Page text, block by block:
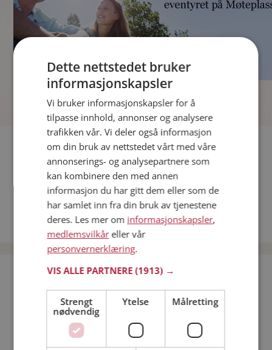
Fler single
Andre single fra Trondheim
Menn fra Trondheim
Date kvinner i Norge
Date menn i Norge
Bli medlem gratis!
Jeg er en:
Dette nettstedet bruker
informasjonskapsler
Vi bruker informasjonskapsler for å
tilpasse innhold, annonser og analysere
trafikken vår. Vi deler også informasjon
om din bruk av nettstedet vårt med våre
annonserings- og analysepartnere som
kan kombinere den med annen
informasjon du har gitt dem eller som de
har samlet inn fra din bruk av tjenestene
deres. Les mer om informasjonskapsler,
medlemsvilkåreller vår
personvernerklæring.
VIS ALLE PARTNERE(1913) →
Strengt
nødvendig
Ytelse Målretting